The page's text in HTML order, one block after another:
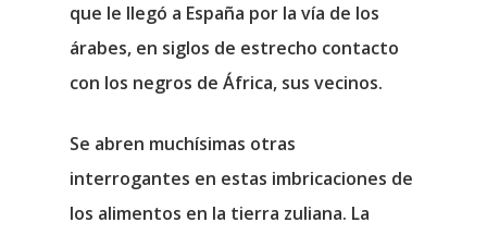
que le llegó a España por la vía de los
árabes, en siglos de estrecho contacto
con los negros de África, sus vecinos.
Se abren muchísimas otras
interrogantes en estas imbricaciones de
los alimentos en la tierra zuliana. La